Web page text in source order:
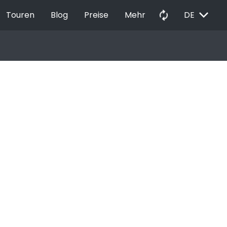
Touren Blog Preise Mehr autorenew DE EXPAND_MORE